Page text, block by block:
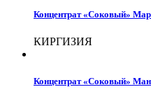
Концентрат «Соковый»
КИРГИЗИЯ
Концентрат «Соковый»